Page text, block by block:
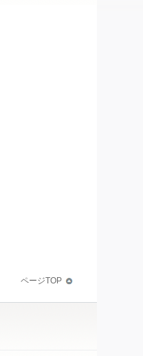
ページTOP